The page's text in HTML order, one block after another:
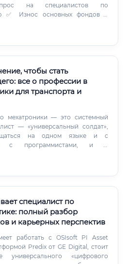
на специалистов по
✅ Износ основных фондов в
✅ Электрификация
времени. Отвечаем прямо и
системам НЕ исчезнет в
чтобы стать
все о профессии в
для транспорта и
мехатроники — это системный
— «универсальный солдат»,
на одном языке и с
и с программистами, и с
специалист по
полный разбор
и карьерных перспектив
работать с OSIsoft PI Asset
Predix от GE Digital, стоит
универсального «цифрового